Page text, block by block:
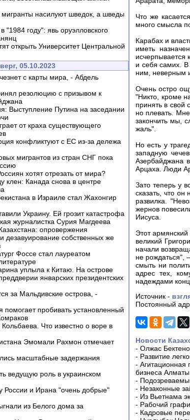
насилуют шведок, а шведы
"1984 году": явь оруэлловского
открыть Университет Центральной
05.10.2023
с карты мира, - Абдель
резолюцию с призывом к
Выступление Путина на заседании
от краха существующего
конфликтуют с ЕС из-за дележа
мигрантов из стран СНГ пока
хотят отрезать от мира?
клен: Канада снова в центре
в Израиле стал Жахонгир
Украину. Ей грозит катастрофа
журналистка Сурия Магдеева
опровержения
дезавуирование собственных же
Фоссе стал лауреатом
уплыла к Китаю. На острове
январских президентских
за Мальдивские острова, -
помогает пробивать установленный
Что известно о воре в
Эмомали Рахмон отмечает
масштабные задержания
ведущую роль в украинском
России и Ирана "очень добрые"
из Белого дома за
Что же
много смысла
Карабах и
иметь
исчерпывается
и себя самих. В
ним, неверным
Очень остро
"Никто, кроме
принять в свой
но плевать.
закончить мы,
жаль".
Но есть у
западную
Азербайджана
Арцаха. Люди
Зато теперь у
сказать, что
развилка.
жернов
Иисуса.
Этот
великий
начали
не рождаться",
смыть ни
адрес тех,
надеждами
Источник -
Постоянный
Новости
- Олжас
- Развитие
- Агитационная
бизнеса Алматы
-
- Незаконные
- Из Вьетнама
- Рабочий
- Кадровые